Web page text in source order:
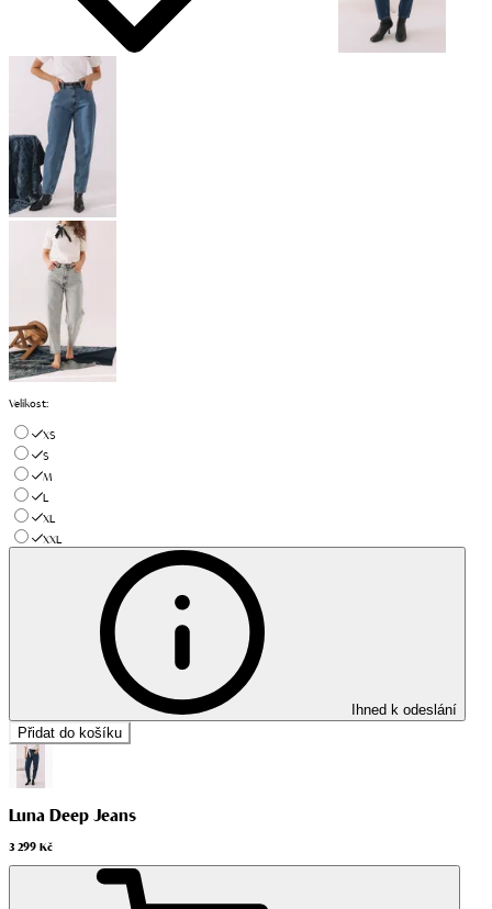
Velikost:
XS
S
M
L
XL
XXL
Ihned k odeslání
Přidat do košíku
Luna Deep Jeans
3 299 Kč